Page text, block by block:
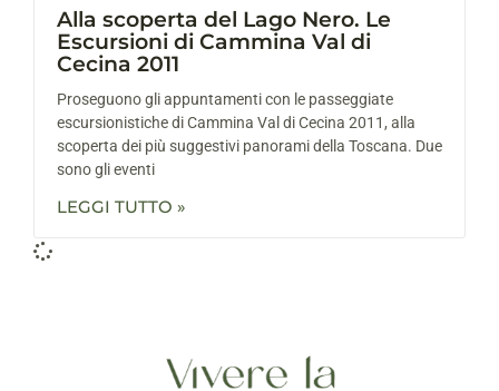
Alla scoperta del Lago Nero. Le
Escursioni di Cammina Val di
Cecina 2011
Proseguono gli appuntamenti con le passeggiate
escursionistiche di Cammina Val di Cecina 2011, alla
scoperta dei più suggestivi panorami della Toscana. Due
sono gli eventi
LEGGI TUTTO »